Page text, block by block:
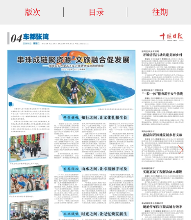
版次 目录 往期